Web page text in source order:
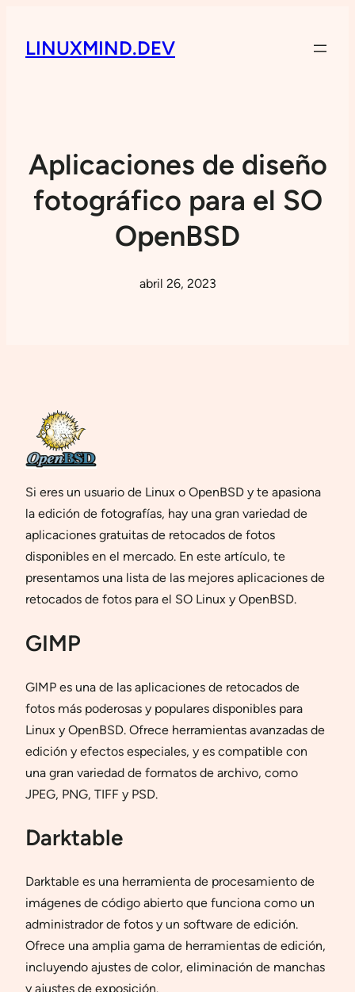
LINUXMIND.DEV
Aplicaciones de diseño
fotográfico para el SO
OpenBSD
abril 26, 2023
Si eres un usuario de Linux o OpenBSD y te apasiona
la edición de fotografías, hay una gran variedad de
aplicaciones gratuitas de retocados de fotos
disponibles en el mercado. En este artículo, te
presentamos una lista de las mejores aplicaciones de
retocados de fotos para el SO Linux y OpenBSD.
GIMP
GIMP es una de las aplicaciones de retocados de
fotos más poderosas y populares disponibles para
Linux y OpenBSD. Ofrece herramientas avanzadas de
edición y efectos especiales, y es compatible con
una gran variedad de formatos de archivo, como
JPEG, PNG, TIFF y PSD.
Darktable
Darktable es una herramienta de procesamiento de
imágenes de código abierto que funciona como un
administrador de fotos y un software de edición.
Ofrece una amplia gama de herramientas de edición,
incluyendo ajustes de color, eliminación de manchas
y ajustes de exposición.